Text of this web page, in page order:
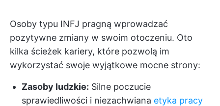
Osoby typu INFJ pragną wprowadzać
pozytywne zmiany w swoim otoczeniu. Oto
kilka ścieżek kariery, które pozwolą im
wykorzystać swoje wyjątkowe mocne strony:
Zasoby ludzkie: Silne poczucie
sprawiedliwości i niezachwiana etyka pracy